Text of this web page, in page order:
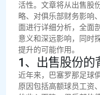
活性。文章将从出售股
略、对俱乐部财务影响
面进行详细分析，全面
意义和深远影响，同时
提升的可能作用。
1、出售股份的
近年来，巴塞罗那足球
原因包括高额球员工资